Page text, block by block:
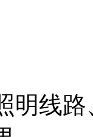
明线